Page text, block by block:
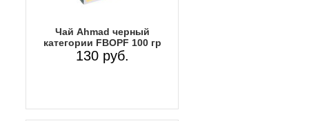
Чай Ahmad черный
категории FBOPF 100 гр
130 руб.